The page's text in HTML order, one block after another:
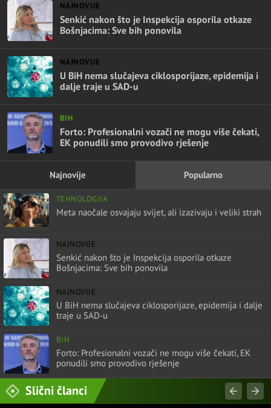
NAJNOVIJE
Senkić nakon što je Inspekcija osporila otkaze
Bošnjacima: Sve bih ponovila
NAJNOVIJE
U BiH nema slučajeva ciklosporijaze, epidemija i
dalje traje u SAD-u
BIH
Forto: Profesionalni vozači ne mogu više čekati,
EK ponudili smo provodivo rješenje
Najnovije Popularno
TEHNOLOGIJA
Meta naočale osvajaju svijet, ali izazivaju i veliki strah
NAJNOVIJE
Senkić nakon što je Inspekcija osporila otkaze
Bošnjacima: Sve bih ponovila
NAJNOVIJE
U BiH nema slučajeva ciklosporijaze, epidemija i dalje
traje u SAD-u
BIH
Forto: Profesionalni vozači ne mogu više čekati, EK
ponudili smo provodivo rješenje
Slični članci